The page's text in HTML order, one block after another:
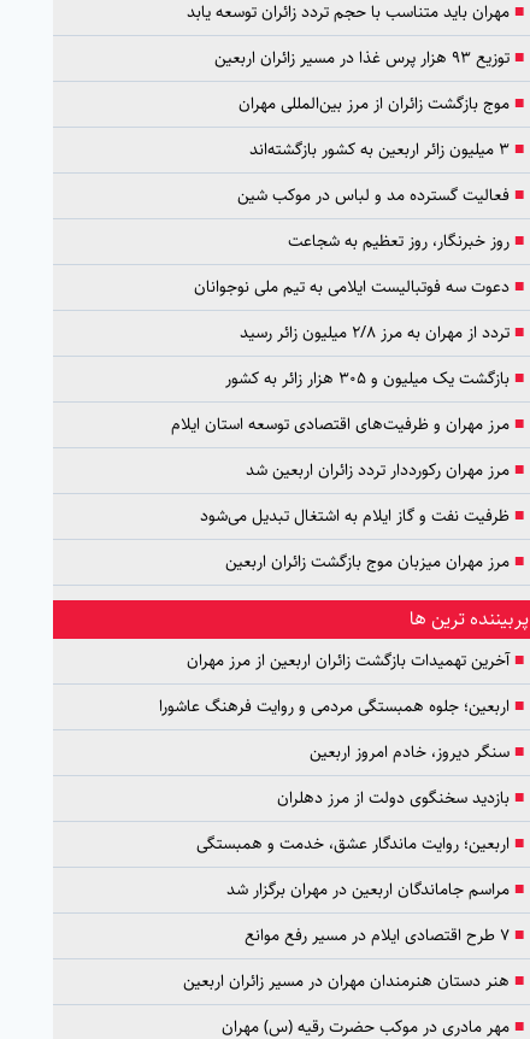
■مهران باید متناسب با حجم تردد زائران توسعه یابد
■توزیع ۹۳ هزار پرس غذا در مسیر زائران اربعین
■موج بازگشت زائران از مرز بین‌المللی مهران
■۳ میلیون زائر اربعین به کشور بازگشته‌اند
■فعالیت گسترده مد و لباس در موکب شین
■روز خبرنگار، روز تعظیم به شجاعت
■دعوت سه فوتبالیست ایلامی به تیم ملی نوجوانان
■تردد از مهران به مرز ۲/۸ میلیون زائر رسید
■بازگشت یک میلیون و ۳۰۵ هزار زائر به کشور
■مرز مهران و ظرفیت‌های اقتصادی توسعه استان ایلام
■مرز مهران رکورددار تردد زائران اربعین شد
■ظرفیت نفت و گاز ایلام به اشتغال تبدیل می‌شود
■مرز مهران میزبان موج بازگشت زائران اربعین
پربیننده ترین ها
■آخرین تهمیدات بازگشت زائران اربعین از مرز مهران
■ اربعین؛ جلوه همبستگی مردمی و روایت فرهنگ عاشورا
■سنگر دیروز، خادم امروز اربعین
■بازدید سخنگوی دولت از مرز دهلران
■ اربعین؛ روایت ماندگار عشق، خدمت و همبستگی
■مراسم جاماندگان اربعین در مهران برگزار شد
■۷ طرح اقتصادی ایلام در مسیر رفع موانع
■ هنر دستان هنرمندان مهران در مسیر زائران اربعین
■مهر مادری در موکب حضرت رقیه (س) مهران